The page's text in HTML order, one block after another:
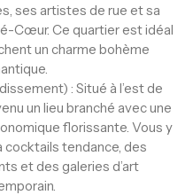
ses artistes de rue et sa
Cœur. Ce quartier est idéal
un charme bohème
: Situé à l’est de
un lieu branché avec une
florissante. Vous y
tendance, des
et des galeries d’art